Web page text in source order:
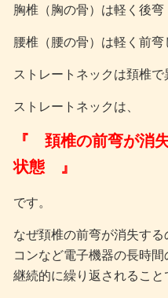
胸椎（胸の骨）は軽く後弯
腰椎（腰の骨）は軽く前弯
ストレートネックは頚椎で
ストレートネックは、
『 頚椎の前弯が消
状態 』
です。
なぜ頚椎の前弯が消失す
コンなど電子機器の長時
継続的に繰り返されること